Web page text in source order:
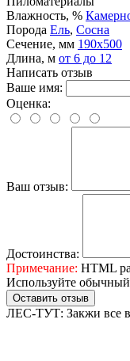
Влажность, %
Порода Ель, Сосна
Сечение, мм 190x500
Длина, м от 6 до 12
Написать отзыв
Ваше имя:
Оценка:
Ваш отзыв:
Достоинства:
Примечание: HTML
Используйте обычный
Оставить отзыв
ЛЕС-ТУТ: Закжи все